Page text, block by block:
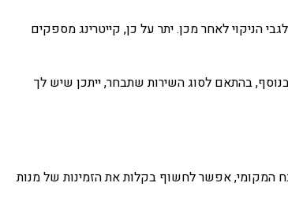
הניקוי לאחר מכן. יתר על כן, קייטרינג מספקים
בנוסף, בהתאם לסוג השירות שתבחר, ייתכן שיש לך
המקומי, אפשר לחשוף בקלות את הזמינות של מנות